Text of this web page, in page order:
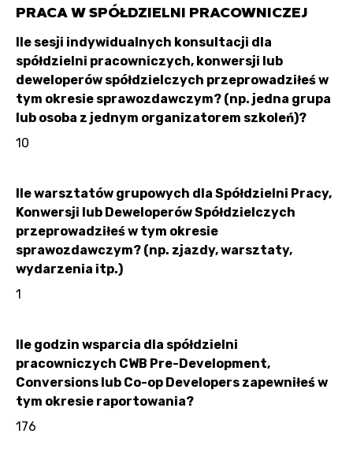
PRACA W SPÓŁDZIELNI PRACOWNICZEJ
Ile sesji indywidualnych konsultacji dla
spółdzielni pracowniczych, konwersji lub
deweloperów spółdzielczych przeprowadziłeś w
tym okresie sprawozdawczym? (np. jedna grupa
lub osoba z jednym organizatorem szkoleń)?
10
Ile warsztatów grupowych dla Spółdzielni Pracy,
Konwersji lub Deweloperów Spółdzielczych
przeprowadziłeś w tym okresie
sprawozdawczym? (np. zjazdy, warsztaty,
wydarzenia itp.)
1
Ile godzin wsparcia dla spółdzielni
pracowniczych CWB Pre-Development,
Conversions lub Co-op Developers zapewniłeś w
tym okresie raportowania?
176